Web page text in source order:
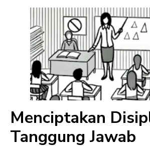
Menciptakan
Tanggung Jawab